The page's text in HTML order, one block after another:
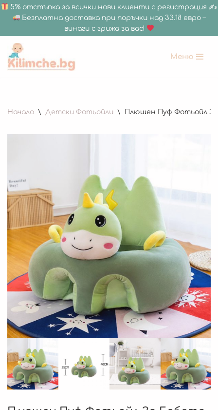
5% отстъпка за всички нови клиенти с регистрация ✍
Безплатна доставка при поръчки над 33.18 евро –
винаги с грижа за вас!
Продължете
Меню
Начало \ Детски Фотьойли \ Плюшен Пуф Фотьойл За